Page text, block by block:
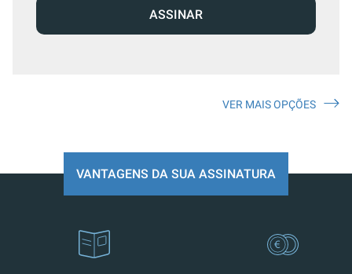
ASSINAR
VER MAIS OPÇÕES
VANTAGENS DA SUA ASSINATURA